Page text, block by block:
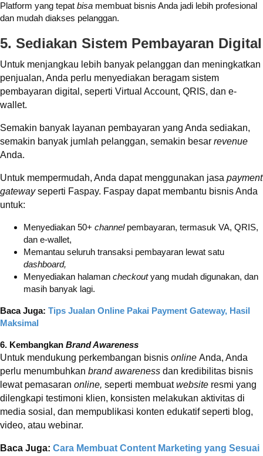
Platform yang tepat bisa membuat bisnis Anda jadi lebih profesional
dan mudah diakses pelanggan.
5. Sediakan Sistem Pembayaran Digital
Untuk menjangkau lebih banyak pelanggan dan meningkatkan
penjualan, Anda perlu menyediakan beragam sistem
pembayaran digital, seperti Virtual Account, QRIS, dan e-
wallet.
Semakin banyak layanan pembayaran yang Anda sediakan,
semakin banyak jumlah pelanggan, semakin besar revenue
Anda.
Untuk mempermudah, Anda dapat menggunakan jasa payment
gatewayseperti Faspay. Faspay dapat membantu bisnis Anda
untuk:
Menyediakan 50+ channel pembayaran, termasuk VA, QRIS,
dan e-wallet,
Memantau seluruh transaksi pembayaran lewat satu
dashboard,
Menyediakan halaman checkoutyang mudah digunakan, dan
masih banyak lagi.
Baca Juga: Tips Jualan Online Pakai Payment Gateway, Hasil
Maksimal
6. Kembangkan Brand Awareness
Untuk mendukung perkembangan bisnis online Anda, Anda
perlu menumbuhkan brand awareness dan kredibilitas bisnis
lewat pemasaran online, seperti membuatwebsite resmi yang
dilengkapi testimoni klien, konsisten melakukan aktivitas di
media sosial, dan mempublikasi konten edukatif seperti blog,
video, atau webinar.
Baca Juga: Cara Membuat Content Marketing yang Sesuai